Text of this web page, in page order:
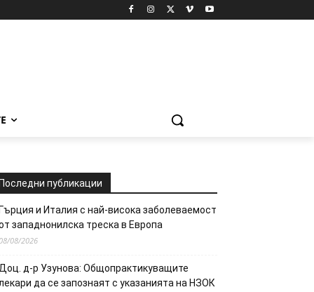
публикации
и Италия с най-висока заболеваемост
западнонилска треска в Европа
08/2026
д-р Узунова: Общопрактикуващите
да се запознаят с указанията на НЗОК